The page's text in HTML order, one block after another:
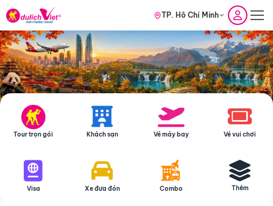
TP. Hồ Chí Minh
Tour trọn gói Khách sạn Vé máy bay Vé vui chơi
Visa Xe đưa đón Combo Thêm